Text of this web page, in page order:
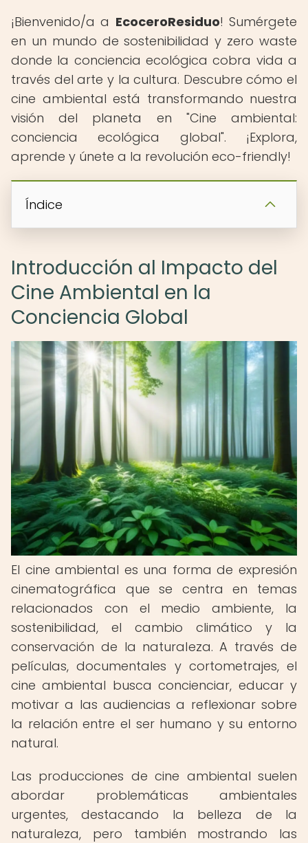
¡Bienvenido/a a EcoceroResiduo! Sumérgete
en un mundo de sostenibilidad y zero waste
donde la conciencia ecológica cobra vida a
través del arte y la cultura. Descubre cómo el
cine ambiental está transformando nuestra
visión del planeta en "Cine ambiental:
conciencia ecológica global". ¡Explora,
aprende y únete a la revolución eco-friendly!
Índice
Introducción al Impacto del
Cine Ambiental en la
Conciencia Global
El cine ambiental es una forma de expresión
cinematográfica que se centra en temas
relacionados con el medio ambiente, la
sostenibilidad, el cambio climático y la
conservación de la naturaleza. A través de
películas, documentales y cortometrajes, el
cine ambiental busca concienciar, educar y
motivar a las audiencias a reflexionar sobre
la relación entre el ser humano y su entorno
natural.
Las producciones de cine ambiental suelen
abordar problemáticas ambientales
urgentes, destacando la belleza de la
naturaleza, pero también mostrando las